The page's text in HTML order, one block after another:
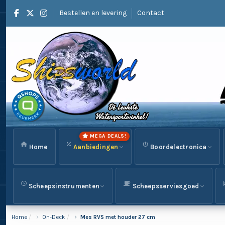
Bestellen en levering Contact
Home Aanbiedingen
MEGA DEALS!
Boordelectronica
Scheepsinstrumenten Scheepsserviesgoed
Home On-Deck Mes RVS met houder 27 cm